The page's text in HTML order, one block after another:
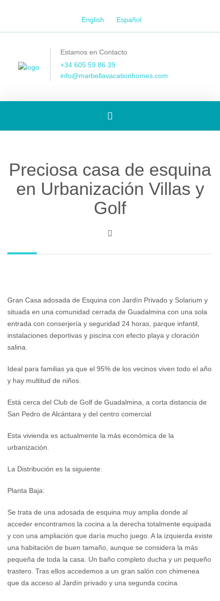
English Español
Estamos en Contacto
+34 605 59 86 39
info@marbellavacationhomes.com
[Spanish]
navigation
Preciosa casa de esquina
en Urbanización Villas y
Golf
Gran Casa adosada de Esquina con Jardín Privado y Solarium y
situada en una comunidad cerrada de Guadalmina con una sola
entrada con conserjería y seguridad 24 horas, parque infantil,
instalaciones deportivas y piscina con efecto playa y cloración
salina.
Ideal para familias ya que el 95% de los vecinos viven todo el año
y hay multitud de niños.
Está cerca del Club de Golf de Guadalmina, a corta distancia de
San Pedro de Alcántara y del centro comercial
Esta vivienda es actualmente la más económica de la
urbanización.
La Distribución es la siguiente:
Planta Baja:
Se trata de una adosada de esquina muy amplia donde al
acceder encontramos la cocina a la derecha totalmente equipada
y con una ampliación que daría mucho juego. A la izquierda existe
una habitación de buen tamaño, aunque se considera la más
pequeña de toda la casa. Un baño completo ducha y un pequeño
trastero. Tras ellos accedemos a un gran salón con chimenea
que da acceso al Jardín privado y una segunda cocina.